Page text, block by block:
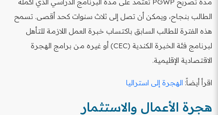
الطالب بنجاح، ويمكن أن تصل إلى ثلاث سنوات كحد أقصى. تسمح
هذه الفترة للطالب السابق باكتساب خبرة العمل اللازمة للتأهل
لبرنامج فئة الخبرة الكندية (CEC) أو غيره من برامج الهجرة
الاقتصادية الإقليمية.
اقرأ أيضاً: الهجرة إلى استراليا
هجرة الأعمال والاستثمار